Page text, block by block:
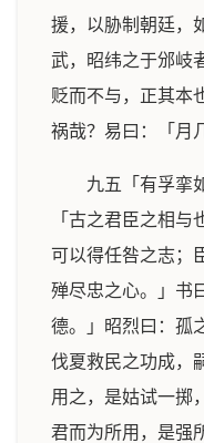
援，以胁制朝廷，
武，昭纬之于邠岐
贬而不与，正其本
祸哉？易曰：「月
九五「有孚挛
「古之君臣之相
可以得任咎之志；
殚尽忠之心。」书
德。」昭烈曰：孤
伐夏救民之功成，
用之，是姑试一掷
君而为所用，是强